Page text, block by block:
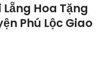
Hoa Tặng
Phú Lộc Giao